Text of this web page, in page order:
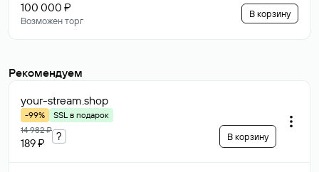
100 000 ₽
Возможен торг
В корзину
Рекомендуем
your-stream.shop
-99%
SSL в подарок
14 982 ₽
189 ₽
? В корзину